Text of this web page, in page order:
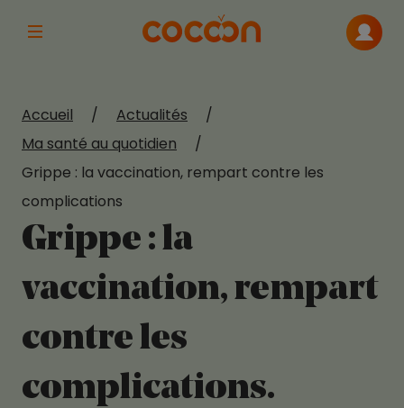
Afficher la navigation principale
Me
Accueil / Actualités
/
Ma santé au quotidien
/
Grippe : la vaccination, rempart contre les
complications
Grippe : la
vaccination, rempart
contre les
complications.